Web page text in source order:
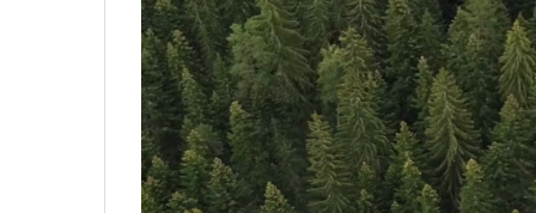
Player